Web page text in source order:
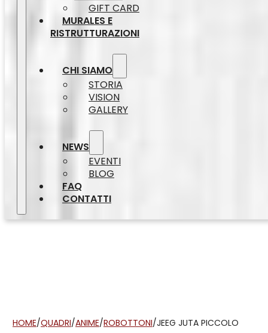
GIFT CARD
MURALES E
RISTRUTTURAZIONI
CHI SIAMO
STORIA
VISION
GALLERY
NEWS
EVENTI
BLOG
FAQ
CONTATTI
HOME/QUADRI/ANIME/ROBOTTONI/JEEG JUTA PICCOLO